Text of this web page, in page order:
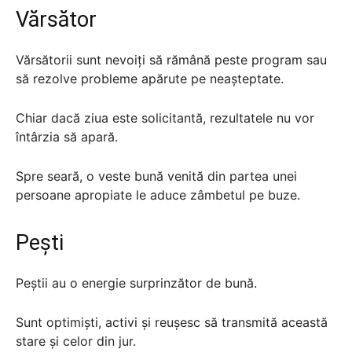
Vărsător
Vărsătorii sunt nevoiți să rămână peste program sau
să rezolve probleme apărute pe neașteptate.
Chiar dacă ziua este solicitantă, rezultatele nu vor
întârzia să apară.
Spre seară, o veste bună venită din partea unei
persoane apropiate le aduce zâmbetul pe buze.
Pești
Peștii au o energie surprinzător de bună.
Sunt optimiști, activi și reușesc să transmită această
stare și celor din jur.